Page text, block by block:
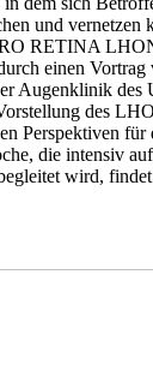
und vernetzen
RETINA
einen
Augenklinik des
des
Perspektiven
die intensiv
wird,